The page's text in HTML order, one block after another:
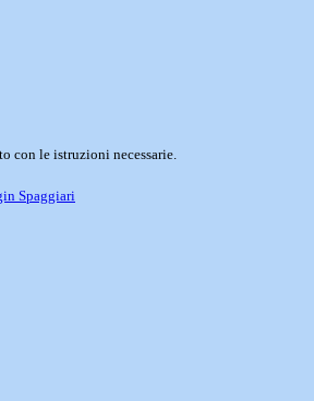
con le istruzioni necessarie.
Spaggiari